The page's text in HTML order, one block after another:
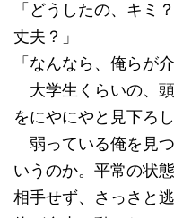
「どうしたの、キ
丈夫？」
「なんなら、俺らが
大学生くらいの、
をにやにやと見下ろし
弱っている俺を見
いうのか。平常の状
相手せず、さっさと